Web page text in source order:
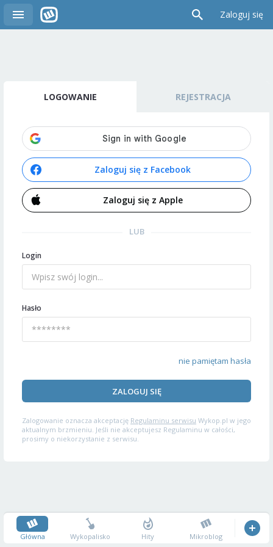
Zaloguj się
LOGOWANIE REJESTRACJA
Zaloguj się z Facebook
Zaloguj się z Apple
LUB
Login
Hasło
nie pamiętam hasła
ZALOGUJ SIĘ
Zalogowanie oznacza akceptację Regulaminu serwisu Wykop.pl w jego
aktualnym brzmieniu. Jeśli nie akceptujesz Regulaminu w całości,
prosimy o niekorzystanie z serwisu.
Główna Wykopalisko Hity Mikroblog